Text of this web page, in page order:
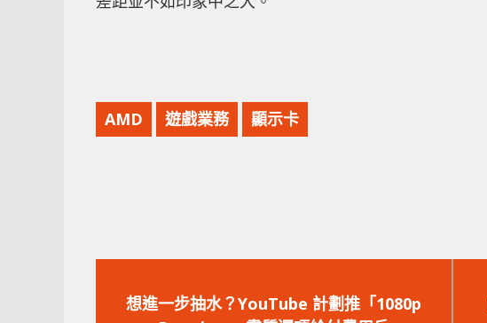
AMD 遊戲業務 顯示卡
一
想進一步抽水？YouTube 計劃推「1080p